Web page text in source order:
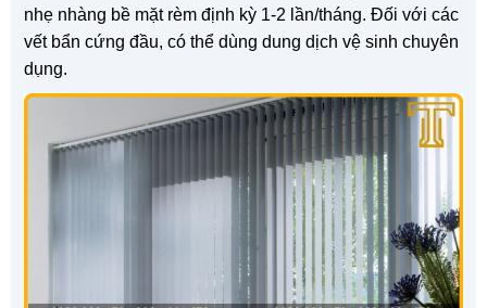
nhẹ nhàng bề mặt rèm định kỳ 1-2 lần/tháng. Đối với các
vết bẩn cứng đầu, có thể dùng dung dịch vệ sinh chuyên
dụng.